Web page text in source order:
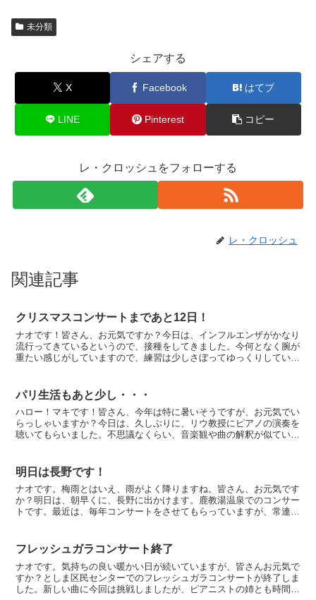
未分類
シェアする
X Facebook はてブ
LINE Pinterest コピー
レ・クロッシュをフォローする
レ・クロッシュ
関連記事
クリスマスコンサートまであと12日！
ナオです！皆さん、お元気ですか？今日は、インフルエンザがかなり
流行ってきているというので、接種をしてきました。今何となく腕が
重たい感じがしていますので、練習は少しさぼってゆっくりしている
パリ生活もあと少し・・・
ハロー！マキです！皆さん、今年は特に暑いそうですが、お元気でい
らっしゃいますか？今日は、久しぶりに、リウ教授にピアノの演奏を
聴いてもらいました。不思議なくらい、音楽観や曲の解釈が似ている
明日は長野です！
ナオです。梅雨とはいえ、雨がよく降りますね。皆さん、お元気です
か？明日は、朝早くに、長野に出かけます。鹿教湯温泉でのコンサー
トです。最近は、毎年コンサートをさせてもらっていますが、常連の
フレッシュガラコンサート終了
ナオです。気持ちの良い暖かい日が続いていますが、皆さんお元気で
すか？としま区民センターでのフレッシュガラコンサートが終了しま
した。新しい曲に今回は挑戦しましたが、ピアニストの姉とも時間を